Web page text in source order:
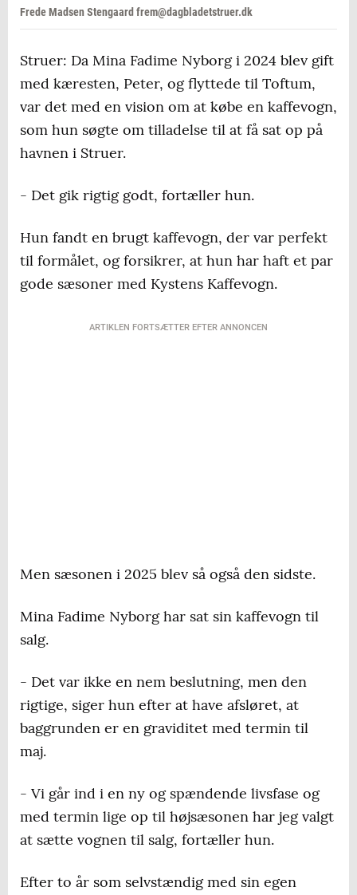
Frede Madsen Stengaard frem@dagbladetstruer.dk
Struer: Da Mina Fadime Nyborg i 2024 blev gift
med kæresten, Peter, og flyttede til Toftum,
var det med en vision om at købe en kaffevogn,
som hun søgte om tilladelse til at få sat op på
havnen i Struer.
- Det gik rigtig godt, fortæller hun.
Hun fandt en brugt kaffevogn, der var perfekt
til formålet, og forsikrer, at hun har haft et par
gode sæsoner med Kystens Kaffevogn.
ARTIKLEN FORTSÆTTER EFTER ANNONCEN
Men sæsonen i 2025 blev så også den sidste.
Mina Fadime Nyborg har sat sin kaffevogn til
salg.
- Det var ikke en nem beslutning, men den
rigtige, siger hun efter at have afsløret, at
baggrunden er en graviditet med termin til
maj.
- Vi går ind i en ny og spændende livsfase og
med termin lige op til højsæsonen har jeg valgt
at sætte vognen til salg, fortæller hun.
Efter to år som selvstændig med sin egen